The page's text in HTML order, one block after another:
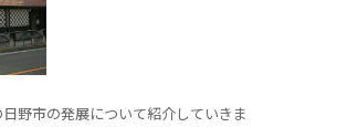
野市の発展について紹介していきま